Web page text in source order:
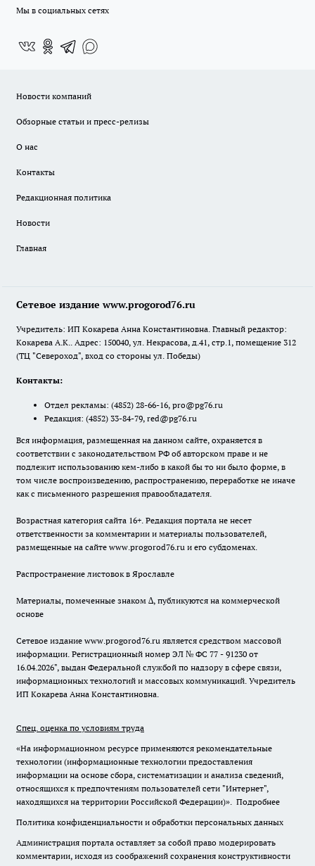
Мы в социальных сетях
Новости компаний
Обзорные статьи и пресс-релизы
О нас
Контакты
Редакционная политика
Новости
Главная
Сетевое издание www.progorod76.ru
Учредитель: ИП Кокарева Анна Константиновна. Главный редактор:
Кокарева А.К.. Адрес: 150040, ул. Некрасова, д.41, стр.1, помещение 312
(ТЦ "Североход", вход со стороны ул. Победы)
Контакты:
Отдел рекламы: (4852) 28-66-16, pro@pg76.ru
Редакция: (4852) 33-84-79, red@pg76.ru
Вся информация, размещенная на данном сайте, охраняется в
соответствии с законодательством РФ об авторском праве и не
подлежит использованию кем-либо в какой бы то ни было форме, в
том числе воспроизведению, распространению, переработке не иначе
как с письменного разрешения правообладателя.
Возрастная категория сайта 16+. Редакция портала не несет
ответственности за комментарии и материалы пользователей,
размещенные на сайте www.progorod76.ru и его субдоменах.
Распространение листовок в Ярославле
Материалы, помеченные знаком ∆, публикуются на коммерческой
основе
Сетевое издание www.progorod76.ru является средством массовой
информации. Регистрационный номер ЭЛ № ФС 77 - 91230 от
16.04.2026", выдан Федеральной службой по надзору в сфере связи,
информационных технологий и массовых коммуникаций. Учредитель
ИП Кокарева Анна Константиновна.
Спец. оценка по условиям труда
«На информационном ресурсе применяются рекомендательные
технологии (информационные технологии предоставления
информации на основе сбора, систематизации и анализа сведений,
относящихся к предпочтениям пользователей сети "Интернет",
находящихся на территории Российской Федерации)». Подробнее
Политика конфиденциальности и обработки персональных данных
Администрация портала оставляет за собой право модерировать
комментарии, исходя из соображений сохранения конструктивности